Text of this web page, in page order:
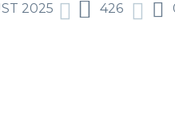
2025 426